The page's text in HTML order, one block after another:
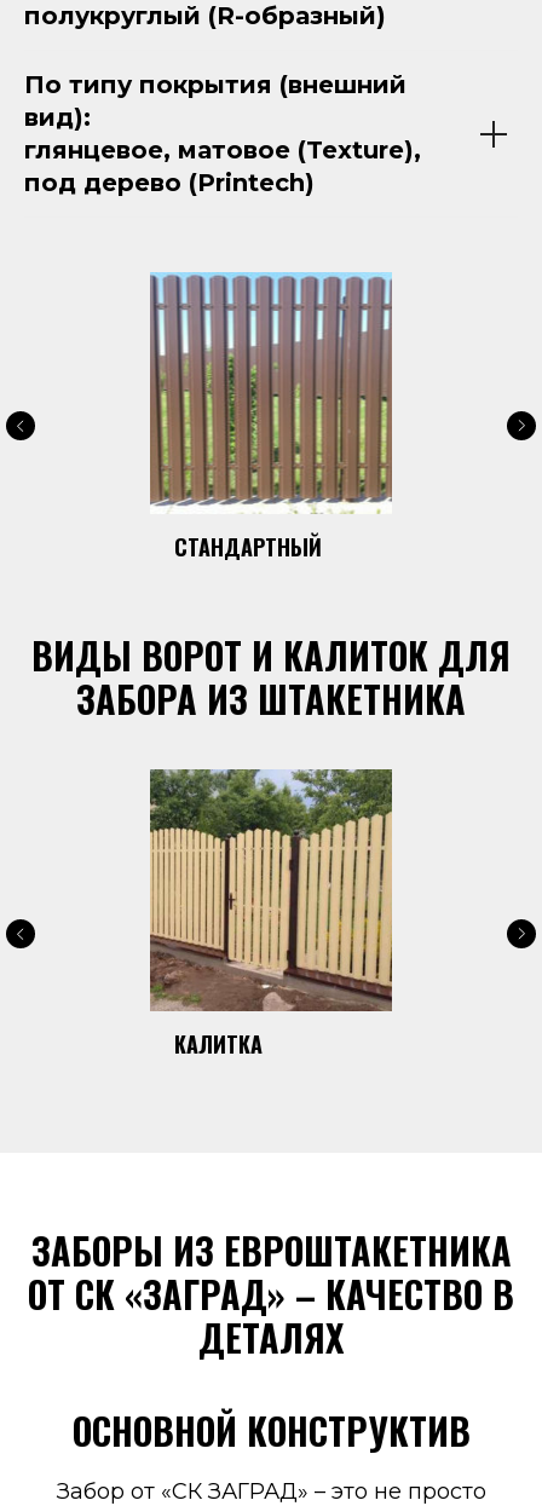
полукруглый (R-образный)
По типу покрытия (внешний
вид):
глянцевое, матовое (Texture),
под дерево (Printech)
СТАНДАРТНЫЙ
ВИДЫ ВОРОТ И КАЛИТОК ДЛЯ
ЗАБОРА ИЗ ШТАКЕТНИКА
КАЛИТКА
ЗАБОРЫ ИЗ ЕВРОШТАКЕТНИКА
ОТ СК «ЗАГРАД» – КАЧЕСТВО В
ДЕТАЛЯХ
ОСНОВНОЙ КОНСТРУКТИВ
Забор от «СК ЗАГРАД» – это не просто